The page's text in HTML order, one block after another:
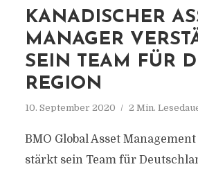
KANADISCHER
MANAGER
SEIN TEAM FÜR
REGION
10. September 2020 2 Min.
BMO Global Asset
stärkt sein Team für